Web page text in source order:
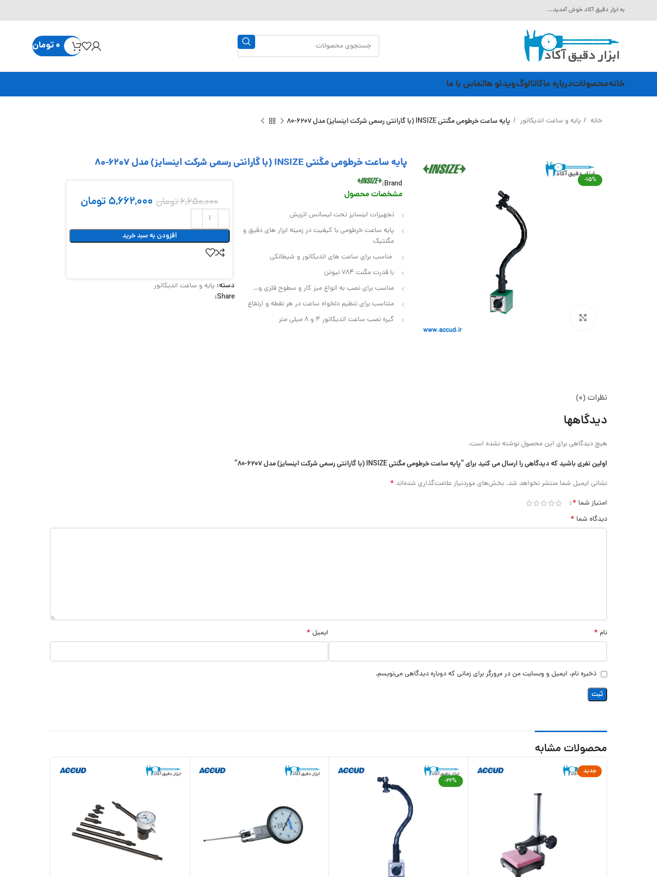
به ابزار دقیق آکاد خوش آمدید…
0تومان
خانهمحصولاتدرباره ماکاتالوگویدئو هاتماس با ما
خانه پایه و ساعت اندیکاتور پایه ساعت خرطومی مگنتی INSIZE (با گارانتی رسمی شرکت اینسایز) مدل 6207-80
-15%
پایه ساعت خرطومی مگنتی INSIZE (با گارانتی رسمی شرکت اینسایز) مدل 6207-80
Brand:
مشخصات محصول
تجهیزات اینسایز تحت لیسانس اتریش
پایه ساعت خرطومی با کیفیت در زمینه ابزار های دقیق و
مگنتیک
مناسب برای ساعت های اندیکاتور و شیطانکی
با قدرت مگنت 784 نیوتن
مناسب برای نصب به انواع میز کار و سطوح فلزی و…
متناسب برای تنظیم دلخواه ساعت در هر نقطه و ارتفاع
گیره نصب ساعت اندیکاتور 4 و 8 میلی متر
6,650,000تومان 5,662,000 تومان
افزودن به سبد خرید
دسته: پایه و ساعت اندیکاتور
Share:
نظرات (0)
دیدگاهها
هیچ دیدگاهی برای این محصول نوشته نشده است.
اولین نفری باشید که دیدگاهی را ارسال می کنید برای “پایه ساعت خرطومی مگنتی INSIZE (با گارانتی رسمی شرکت اینسایز) مدل 6207-80”
نشانی ایمیل شما منتشر نخواهد شد. بخش‌های موردنیاز علامت‌گذاری شده‌اند *
امتیاز شما *
دیدگاه شما *
نام * ایمیل *
ذخیره نام، ایمیل و وبسایت من در مرورگر برای زمانی که دوباره دیدگاهی می‌نویسم.
محصولات مشابه
جدید
-22%